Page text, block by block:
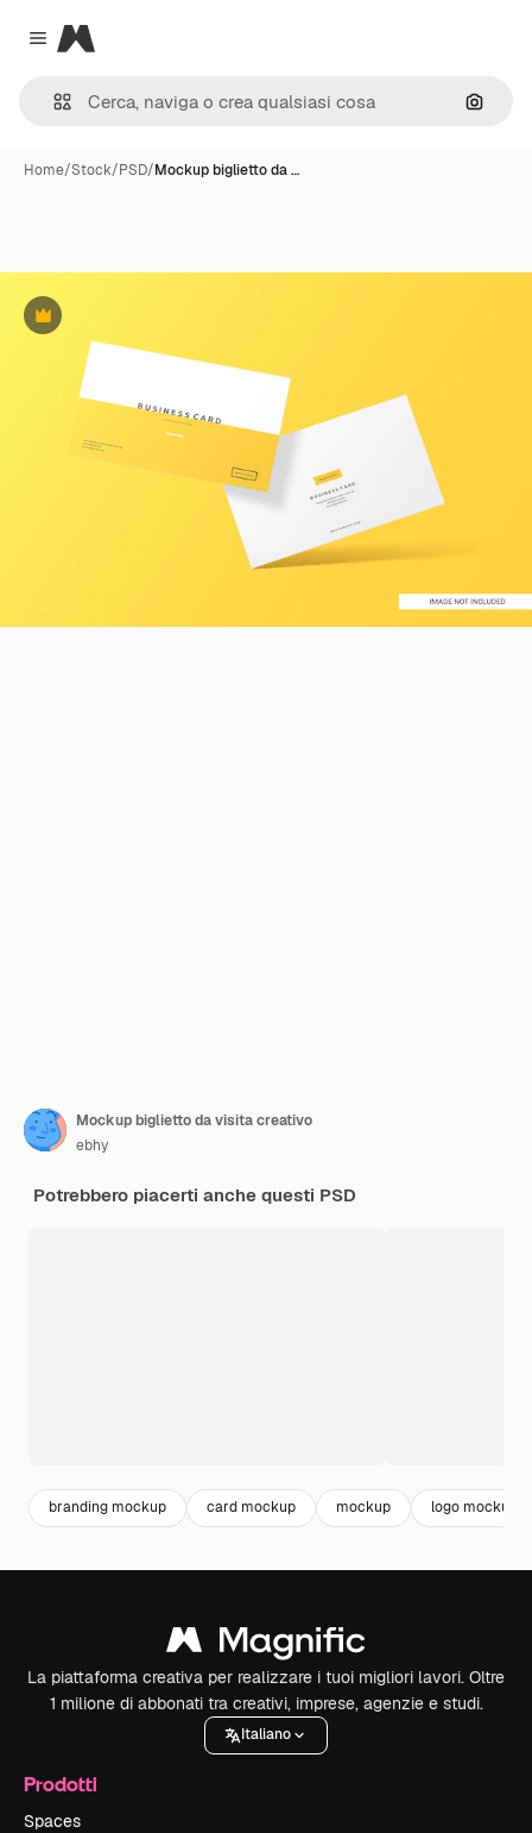
Close menu
Magnific
Cerca
Home/Stock/PSD/Mockup biglietto da …
Premium
Mockup biglietto da visita creativo
ebhy
Potrebbero piacerti anche questi PSD
branding mockup card mockup mockup logo mockup
La piattaforma creativa per realizzare i tuoi migliori lavori. Oltre
1 milione di abbonati tra creativi, imprese, agenzie e studi.
Italiano
Prodotti
Spaces